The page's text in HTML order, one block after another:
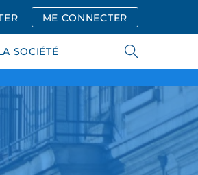
ME CONNECTER
SOCIÉTÉ